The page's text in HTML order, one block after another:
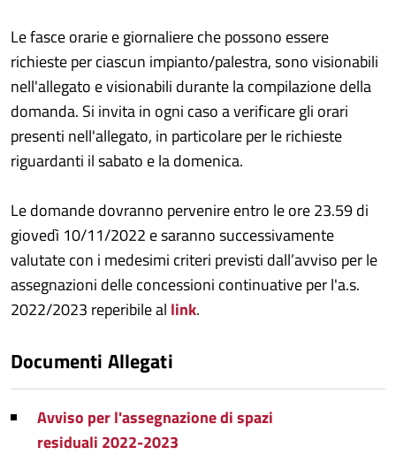
Le fasce orarie e giornaliere che possono essere
richieste per ciascun impianto/palestra, sono visionabili
nell'allegato e visionabili durante la compilazione della
domanda. Si invita in ogni caso a verificare gli orari
presenti nell'allegato, in particolare per le richieste
riguardanti il sabato e la domenica.
Le domande dovranno pervenire entro le ore 23.59 di
giovedì 10/11/2022 e saranno successivamente
valutate con i medesimi criteri previsti dall’avviso per le
assegnazioni delle concessioni continuative per l'a.s.
2022/2023 reperibile al link.
Documenti Allegati
Avviso per l'assegnazione di spazi
residuali 2022-2023